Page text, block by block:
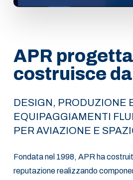
APR
costruisce
DESIGN, PRODUZIONE
EQUIPAGGIAMENTI
PER AVIAZIONE E
Fondata nel 1998, APR ha
reputazione realizzando